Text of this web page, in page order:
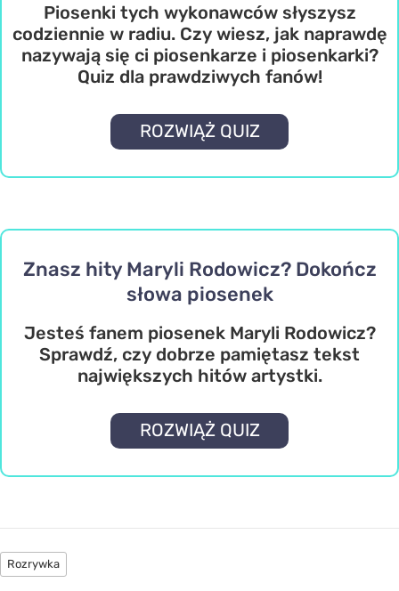
Piosenki tych wykonawców słyszysz
codziennie w radiu. Czy wiesz, jak naprawdę
nazywają się ci piosenkarze i piosenkarki?
Quiz dla prawdziwych fanów!
ROZWIĄŻ QUIZ
Znasz hity Maryli Rodowicz? Dokończ
słowa piosenek
Jesteś fanem piosenek Maryli Rodowicz?
Sprawdź, czy dobrze pamiętasz tekst
największych hitów artystki.
ROZWIĄŻ QUIZ
Rozrywka